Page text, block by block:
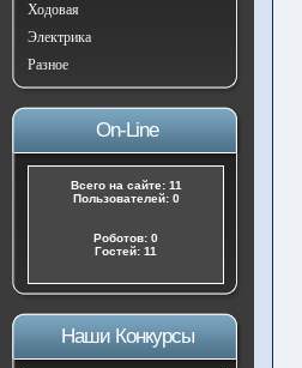
Ходовая
Электрика
Разное
On-Line
Всего на сайте: 11
Пользователей: 0
Роботов: 0
Гостей: 11
Наши Конкурсы